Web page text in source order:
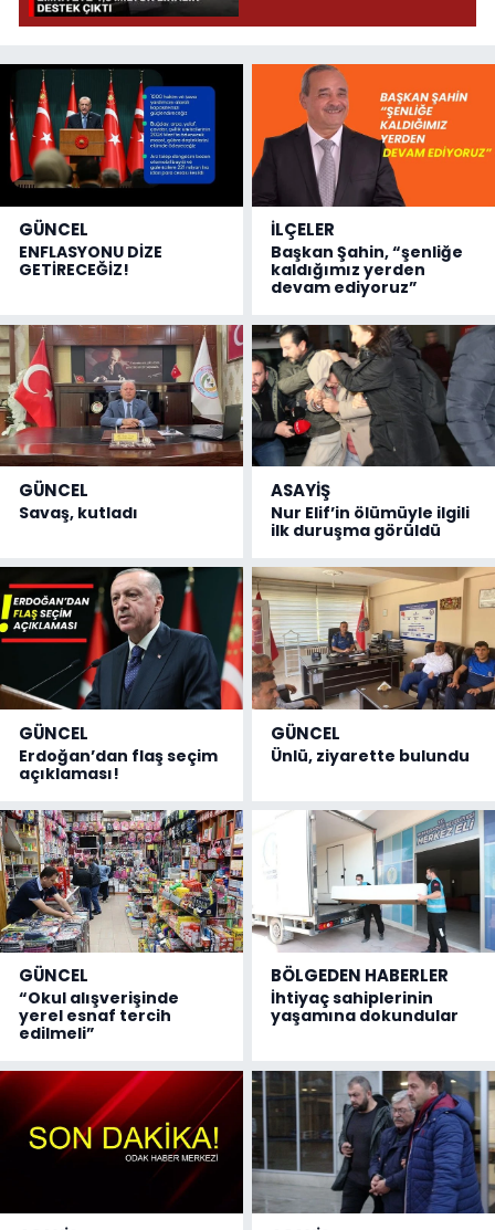
GÜNCEL
ENFLASYONU DİZE
GETİRECEĞİZ!
İLÇELER
Başkan Şahin, “şenliğe
kaldığımız yerden
devam ediyoruz”
GÜNCEL
Savaş, kutladı
ASAYİŞ
Nur Elif’in ölümüyle ilgili
ilk duruşma görüldü
GÜNCEL
Erdoğan’dan flaş seçim
açıklaması!
GÜNCEL
Ünlü, ziyarette bulundu
GÜNCEL
“Okul alışverişinde
yerel esnaf tercih
edilmeli”
BÖLGEDEN HABERLER
İhtiyaç sahiplerinin
yaşamına dokundular